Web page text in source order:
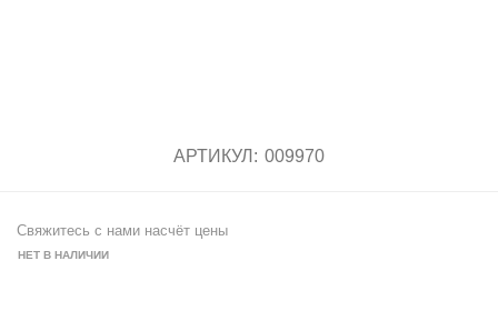
АРТИКУЛ: 009970
Свяжитесь с нами насчёт цены
НЕТ В НАЛИЧИИ